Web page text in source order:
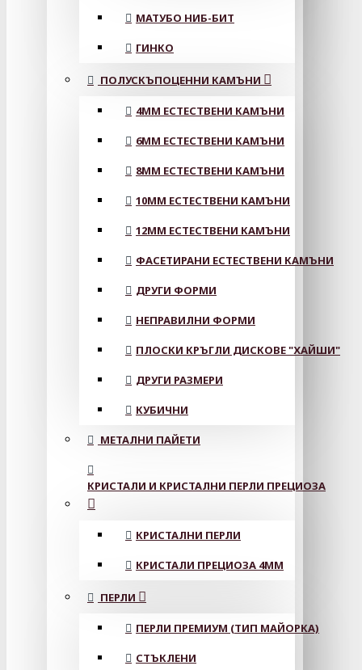
МАТУБО НИБ-БИТ
ГИНКО
ПОЛУСКЪПОЦЕННИ КАМЪНИ
4MM ЕСТЕСТВЕНИ КАМЪНИ
6MM ЕСТЕСТВЕНИ КАМЪНИ
8MM ЕСТЕСТВЕНИ КАМЪНИ
10MM ЕСТЕСТВЕНИ КАМЪНИ
12MM ЕСТЕСТВЕНИ КАМЪНИ
ФАСЕТИРАНИ ЕСТЕСТВЕНИ КАМЪНИ
ДРУГИ ФОРМИ
НЕПРАВИЛНИ ФОРМИ
ПЛОСКИ КРЪГЛИ ДИСКОВЕ "ХАЙШИ"
ДРУГИ РАЗМЕРИ
КУБИЧНИ
МЕТАЛНИ ПАЙЕТИ
КРИСТАЛИ И КРИСТАЛНИ ПЕРЛИ ПРЕЦИОЗА
КРИСТАЛНИ ПЕРЛИ
КРИСТАЛИ ПРЕЦИОЗА 4ММ
ПЕРЛИ
ПЕРЛИ ПРЕМИУМ (ТИП МАЙОРКА)
СТЪКЛЕНИ